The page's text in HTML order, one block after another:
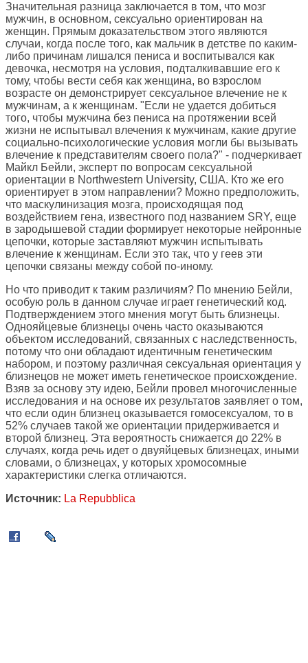
Значительная разница заключается в том, что мозг
мужчин, в основном, сексуально ориентирован на
женщин. Прямым доказательством этого являются
случаи, когда после того, как мальчик в детстве по каким-
либо причинам лишался пениса и воспитывался как
девочка, несмотря на условия, подталкивавшие его к
тому, чтобы вести себя как женщина, во взрослом
возрасте он демонстрирует сексуальное влечение не к
мужчинам, а к женщинам. "Если не удается добиться
того, чтобы мужчина без пениса на протяжении всей
жизни не испытывал влечения к мужчинам, какие другие
социально-психологические условия могли бы вызывать
влечение к представителям своего пола?" - подчеркивает
Майкл Бейли, эксперт по вопросам сексуальной
ориентации в Northwestern University, США. Кто же его
ориентирует в этом направлении? Можно предположить,
что маскулинизация мозга, происходящая под
воздействием гена, известного под названием SRY, еще
в зародышевой стадии формирует некоторые нейронные
цепочки, которые заставляют мужчин испытывать
влечение к женщинам. Если это так, что у геев эти
цепочки связаны между собой по-иному.
Но что приводит к таким различиям? По мнению Бейли,
особую роль в данном случае играет генетический код.
Подтверждением этого мнения могут быть близнецы.
Однояйцевые близнецы очень часто оказываются
объектом исследований, связанных с наследственность,
потому что они обладают идентичным генетическим
набором, и поэтому различная сексуальная ориентация у
близнецов не может иметь генетическое происхождение.
Взяв за основу эту идею, Бейли провел многочисленные
исследования и на основе их результатов заявляет о том,
что если один близнец оказывается гомосексуалом, то в
52% случаев такой же ориентации придерживается и
второй близнец. Эта вероятность снижается до 22% в
случаях, когда речь идет о двуяйцевых близнецах, иными
словами, о близнецах, у которых хромосомные
характеристики слегка отличаются.
Источник: La Repubblica